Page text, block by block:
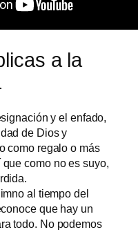
a la
y el enfado,
de Dios y
como regalo o más
como no es suyo,
al tiempo del
que hay un
todo. No podemos